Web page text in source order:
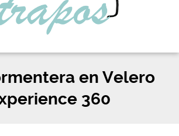
en Velero
360